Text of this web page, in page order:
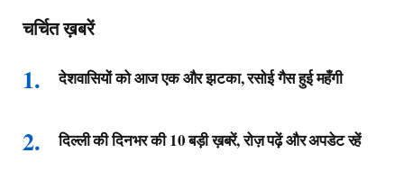
चर्चित ख़बरें
देशवासियों को आज एक और झटका, रसोई गैस हुई महँगी
दिल्ली की दिनभर की 10 बड़ी ख़बरें, रोज़ पढ़ें और अपडेट रहें